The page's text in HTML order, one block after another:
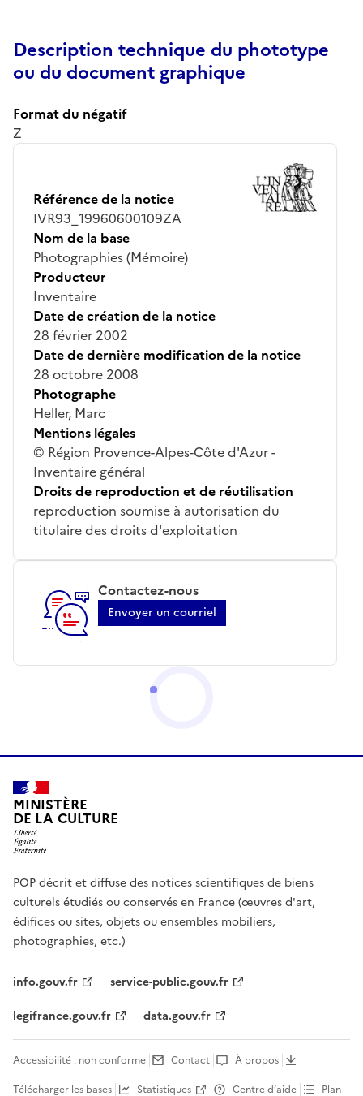
Description technique du phototype
ou du document graphique
Format du négatif
Z
Référence de la notice
IVR93_19960600109ZA
Nom de la base
Photographies (Mémoire)
Producteur
Inventaire
Date de création de la notice
28 février 2002
Date de dernière modification de la notice
28 octobre 2008
Photographe
Heller, Marc
Mentions légales
© Région Provence-Alpes-Côte d'Azur -
Inventaire général
Droits de reproduction et de réutilisation
reproduction soumise à autorisation du
titulaire des droits d'exploitation
Contactez-nous
Envoyer un courriel
MINISTÈRE
DE LA CULTURE
POP décrit et diffuse des notices scientifiques de biens
culturels étudiés ou conservés en France (œuvres d'art,
édifices ou sites, objets ou ensembles mobiliers,
photographies, etc.)
info.gouv.fr
service-public.gouv.fr
legifrance.gouv.fr
data.gouv.fr
Accessibilité : non conforme Contact
À propos
Télécharger les bases
Statistiques Centre d’aide Plan